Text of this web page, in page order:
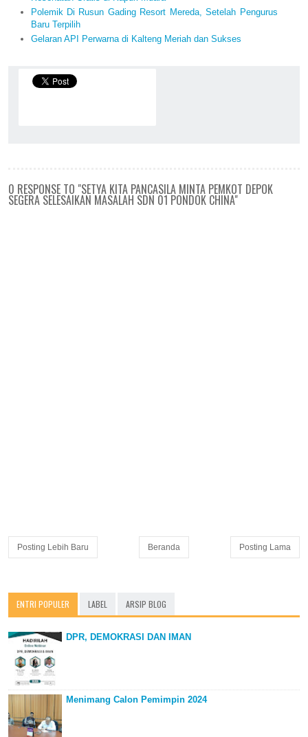
Polemik Di Rusun Gading Resort Mereda, Setelah Pengurus
Baru Terpilih
Gelaran API Perwarna di Kalteng Meriah dan Sukses
0 RESPONSE TO "SETYA KITA PANCASILA MINTA PEMKOT DEPOK
SEGERA SELESAIKAN MASALAH SDN 01 PONDOK CHINA"
Posting Lebih Baru Posting Lama
Beranda
ENTRI POPULER LABEL ARSIP BLOG
DPR, DEMOKRASI DAN IMAN
Menimang Calon Pemimpin 2024